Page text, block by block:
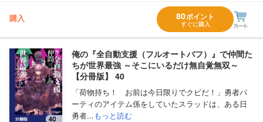
購入 80ポイント
すぐに購入
俺の『全自動支援（フルオートバフ）』で仲間た
ちが世界最強 ～そこにいるだけ無自覚無双～
【分冊版】 40
「荷物持ち！ お前は今日限りでクビだ！」勇者パ
ーティのアイテム係をしていたスラッドは、ある日
勇者...もっと読む